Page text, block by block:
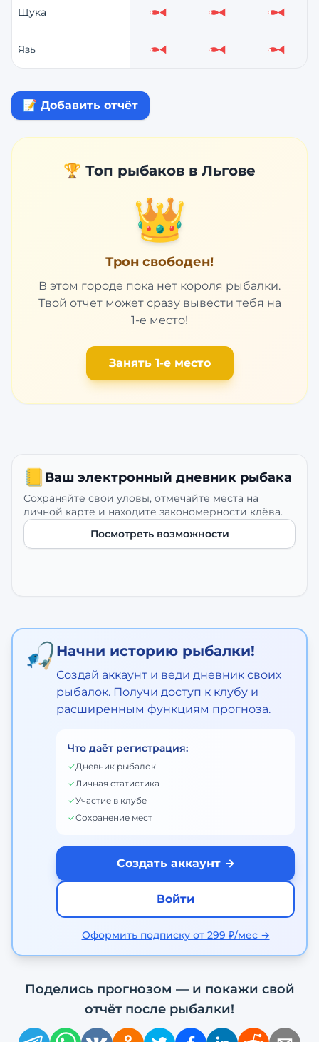
Щука Слабо Слабо Слабо
Язь Слабо Слабо Слабо
📝 Добавить отчёт
🏆 Топ рыбаков в Льгове
👑
Трон свободен!
В этом городе пока нет короля рыбалки.
Твой отчет может сразу вывести тебя на
1-е место!
Занять 1-е место
📒 Ваш электронный дневник рыбака
Сохраняйте свои уловы, отмечайте места на
личной карте и находите закономерности клёва.
Посмотреть возможности
🎣 Начни историю рыбалки!
Создай аккаунт и веди дневник своих
рыбалок. Получи доступ к клубу и
расширенным функциям прогноза.
Что даёт регистрация:
✓Дневник рыбалок
✓Личная статистика
✓Участие в клубе
✓Сохранение мест
Создать аккаунт →
Войти
Оформить подписку от 299 ₽/мес →
Поделись прогнозом — и покажи свой
отчёт после рыбалки!